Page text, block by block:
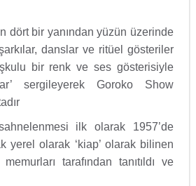
dört bir yanından yüzün üzerinde
danslar ve ritüel gösteriler
bir renk ve ses gösterisiyle
sergileyerek Goroko Show
ilk olarak 1957’de
yerel olarak ‘kiap’ olarak bilinen
tarafından tanıtıldı ve